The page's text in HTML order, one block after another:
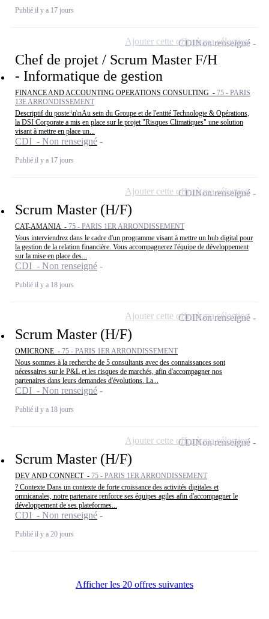
Publié il y a 17 jours
Chef de projet / Scrum Master F/H
- Informatique de gestion
FINANCE AND ACCOUNTING OPERATIONS CONSULTING - 75 - PARIS
13E ARRONDISSEMENT
Descriptif du poste:\n\nAu sein du Groupe et de l'entité Technologie & Opérations,
la DSI Corporate a mis en place sur le projet "Risques Climatiques" une solution
visant à mettre en place un...
CDI - Non renseigné
Publié il y a 17 jours
CDINon renseigné
Ajouter cette offre à ma sélection
Scrum Master (H/F)
CAT-AMANIA - 75 - PARIS 1ER ARRONDISSEMENT
Vous interviendrez dans le cadre d'un programme visant à mettre un hub digital pour
la gestion de la relation financière. Vous accompagnerez l'équipe de développement
sur la mise en place des...
CDI - Non renseigné
Publié il y a 18 jours
CDINon renseigné
Ajouter cette offre à ma sélection
Scrum Master (H/F)
OMICRONE - 75 - PARIS 1ER ARRONDISSEMENT
Nous sommes à la recherche de 5 consultants avec des connaissances sont
nécessaires sur le P&L et les risques de marchés, afin d'accompagner nos
partenaires dans leurs demandes d'évolutions. La...
CDI - Non renseigné
Publié il y a 18 jours
CDINon renseigné
Ajouter cette offre à ma sélection
Scrum Master (H/F)
DEV AND CONNECT - 75 - PARIS 1ER ARRONDISSEMENT
? Contexte Dans un contexte de forte croissance des activités digitales et
omnicanales, notre partenaire renforce ses équipes agiles afin d'accompagner le
développement de ses plateformes...
CDI - Non renseigné
Publié il y a 20 jours
CDINon renseigné
Ajouter cette offre à ma sélection
Afficher les 20 offres suivantes